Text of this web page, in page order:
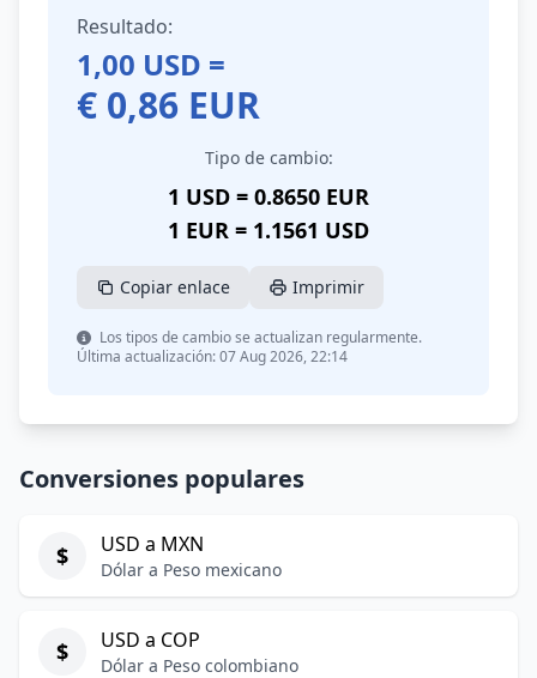
Resultado:
1,00 USD =
€ 0,86 EUR
Tipo de cambio:
1 USD = 0.8650 EUR
1 EUR = 1.1561 USD
Copiar enlace Imprimir
Los tipos de cambio se actualizan regularmente.
Última actualización: 07 Aug 2026, 22:14
Conversiones populares
$ USD a MXN
Dólar a Peso mexicano
$ USD a COP
Dólar a Peso colombiano